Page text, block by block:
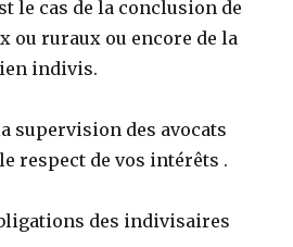
le cas de la conclusion de
ou ruraux ou encore de la
indivis.
supervision des avocats
respect de vos intérêts .
des indivisaires